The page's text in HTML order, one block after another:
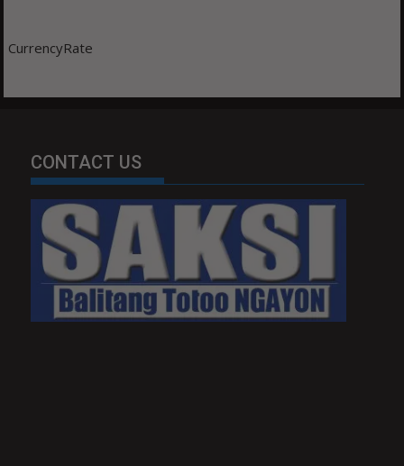
CurrencyRate
CONTACT US